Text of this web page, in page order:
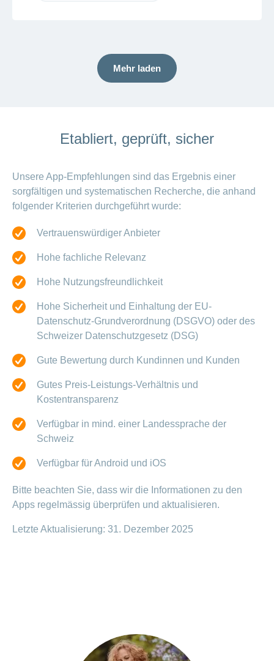
Mehr laden
Etabliert, geprüft, sicher
Unsere App-Empfehlungen sind das Ergebnis einer
sorgfältigen und systematischen Recherche, die anhand
folgender Kriterien durchgeführt wurde:
Vertrauenswürdiger Anbieter
Hohe fachliche Relevanz
Hohe Nutzungsfreundlichkeit
Hohe Sicherheit und Einhaltung der EU-
Datenschutz-Grundverordnung (DSGVO) oder des
Schweizer Datenschutzgesetz (DSG)
Gute Bewertung durch Kundinnen und Kunden
Gutes Preis-Leistungs-Verhältnis und
Kostentransparenz
Verfügbar in mind. einer Landessprache der
Schweiz
Verfügbar für Android und iOS
Bitte beachten Sie, dass wir die Informationen zu den
Apps regelmässig überprüfen und aktualisieren.
Letzte Aktualisierung: 31. Dezember 2025